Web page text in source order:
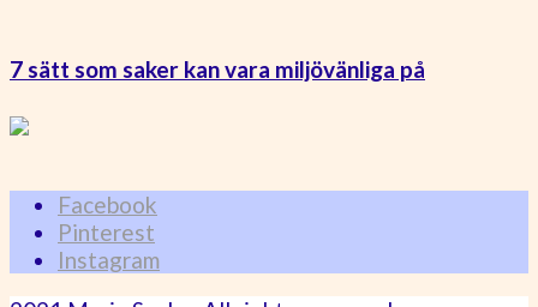
7 sätt som saker kan vara miljövänliga på
Facebook
Pinterest
Instagram